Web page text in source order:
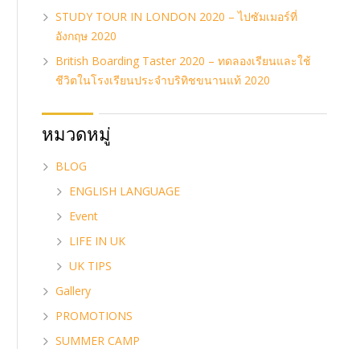
STUDY TOUR IN LONDON 2020 – ไปซัมเมอร์ที่
อังกฤษ 2020
British Boarding Taster 2020 – ทดลองเรียนและใช้
ชีวิตในโรงเรียนประจำบริทิชขนานแท้ 2020
หมวดหมู่
BLOG
ENGLISH LANGUAGE
Event
LIFE IN UK
UK TIPS
Gallery
PROMOTIONS
SUMMER CAMP